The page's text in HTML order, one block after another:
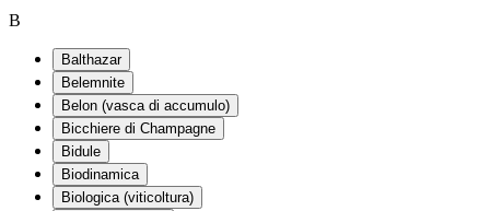
B
Balthazar
Belemnite
Belon (vasca di accumulo)
Bicchiere di Champagne
Bidule
Biodinamica
Biologica (viticoltura)